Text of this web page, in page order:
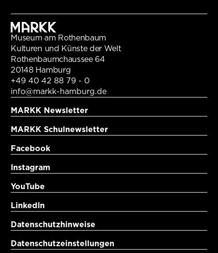
Museum am Rothenbaum
Kulturen und Künste der Welt
Rothenbaumchaussee 64
20148 Hamburg
+49 40 42 88 79 - 0
info@markk-hamburg.de
MARKK Newsletter
MARKK Schulnewsletter
Facebook
Instagram
YouTube
LinkedIn
Datenschutzhinweise
Datenschutzeinstellungen